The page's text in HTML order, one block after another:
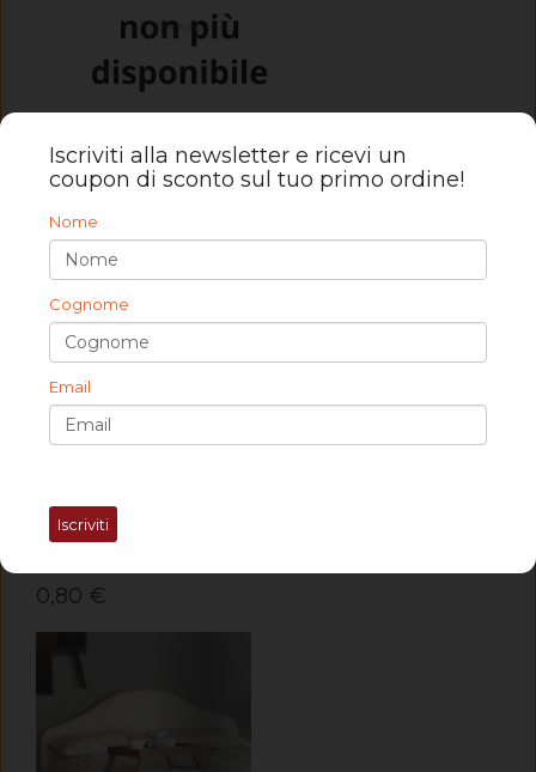
16,00 €
0,80 €
Iscriviti alla newsletter e ricevi un
coupon di sconto sul tuo primo ordine!
Nome
Cognome
Email
Iscriviti